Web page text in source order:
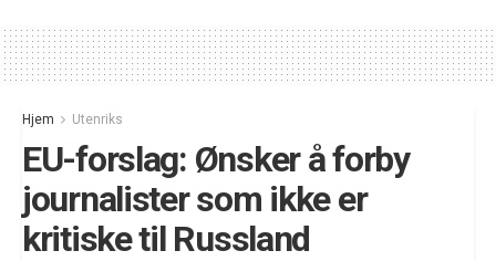
Hjem Utenriks
EU-forslag: Ønsker å forby
journalister som ikke er
kritiske til Russland